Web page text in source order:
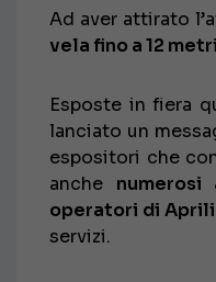
Ad aver attirato
vela fino a 12
Esposte in fiera
lanciato un
espositori che
anche numerosi
operatori di
servizi.